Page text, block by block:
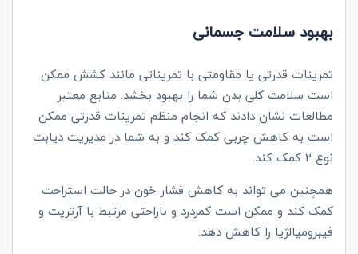
بهبود سلامت جسمانی
تمرینات قدرتی یا مقاومتی با تمریناتی مانند کشش ممکن
است سلامت کلی بدن شما را بهبود بخشد. منابع معتبر
مطالعات نشان دادند که انجام منظم تمرینات قدرتی ممکن
است به کاهش چربی کمک کند و به شما در مدیریت دیابت
نوع 2 کمک کند.
همچنین می تواند به کاهش فشار خون در حالت استراحت
کمک کند و ممکن است کمردرد و ناراحتی مرتبط با آرتریت و
فیبرومیالژیا را کاهش دهد.